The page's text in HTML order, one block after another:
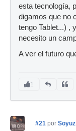
esta tecnología,
digamos que no
tengo Tablet...) ,
necesito un
A ver el futuro
1
#21 por Soyuz